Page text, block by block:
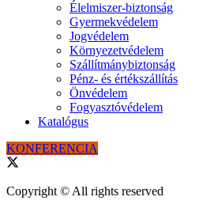
Élelmiszer-biztonság
Gyermekvédelem
Jogvédelem
Környezetvédelem
Szállítmánybiztonság
Pénz- és értékszállítás
Önvédelem
Fogyasztóvédelem
Katalógus
KONFERENCIA
Copyright © All rights reserved